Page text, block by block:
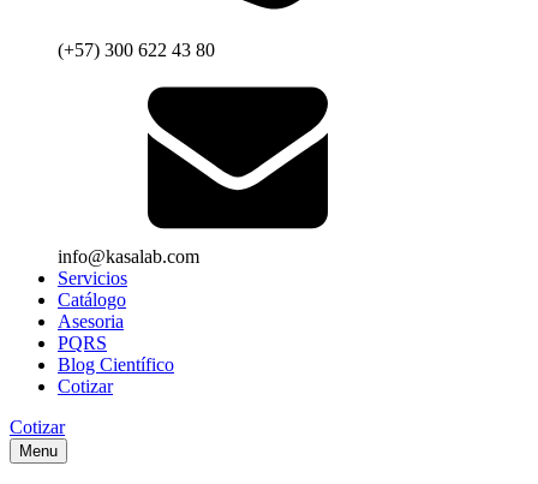
(+57) 300 622 43 80
info@kasalab.com
Servicios
Catálogo
Asesoria
PQRS
Blog Científico
Cotizar
Cotizar
Menu